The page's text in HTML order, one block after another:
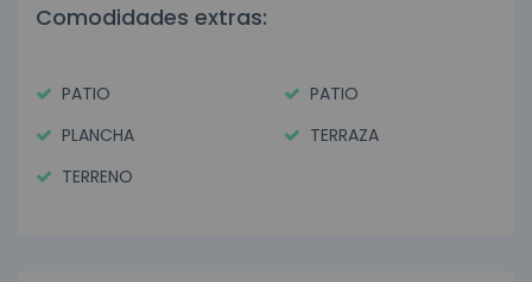
Comodidades extras:
PATIO
PATIO
PLANCHA
TERRAZA
TERRENO